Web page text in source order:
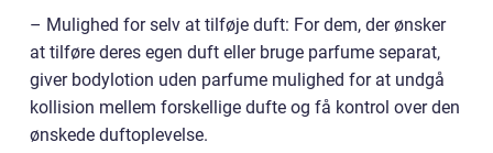
– Mulighed for selv at tilføje duft: For dem, der ønsker
at tilføre deres egen duft eller bruge parfume separat,
giver bodylotion uden parfume mulighed for at undgå
kollision mellem forskellige dufte og få kontrol over den
ønskede duftoplevelse.